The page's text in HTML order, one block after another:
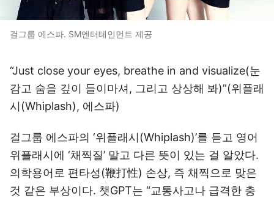
걸그룹 에스파. SM엔터테인먼트 제공
“Just close your eyes, breathe in and visualize(눈
감고 숨을 깊이 들이마셔, 그리고 상상해 봐)”(위플래
시(Whiplash), 에스파)
걸그룹 에스파의 ‘위플래시(Whiplash)’를 듣고 영어
위플래시에 ‘채찍질’ 말고 다른 뜻이 있는 걸 알았다.
의학용어로 편타성(鞭打性) 손상, 즉 채찍으로 맞은
것 같은 부상이다. 챗GPT는 “교통사고나 급격한 충